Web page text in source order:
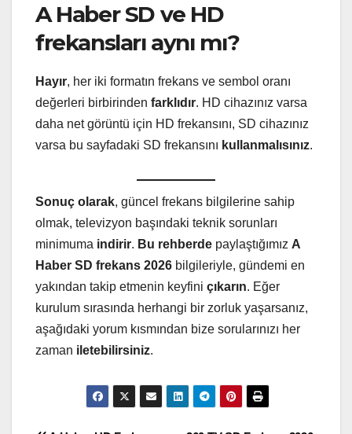
A Haber SD ve HD
frekansları aynı mı?
Hayır, her iki formatın frekans ve sembol oranı
değerleri birbirinden farklıdır. HD cihazınız varsa
daha net görüntü için HD frekansını, SD cihazınız
varsa bu sayfadaki SD frekansını kullanmalısınız.
Sonuç olarak, güncel frekans bilgilerine sahip
olmak, televizyon başındaki teknik sorunları
minimuma indirir. Bu rehberde paylaştığımız A
Haber SD frekans 2026 bilgileriyle, gündemi en
yakından takip etmenin keyfini çıkarın. Eğer
kurulum sırasında herhangi bir zorluk yaşarsanız,
aşağıdaki yorum kısmından bize sorularınızı her
zaman iletebilirsiniz.